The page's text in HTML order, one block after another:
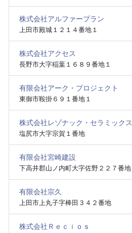
株式会社アルファープラン
上田市殿城１２１４番地１
株式会社アクセス
長野市大字稲葉１６８９番地１
有限会社アーク・プロジェクト
東御市鞍掛６９１番地１
株式会社レゾナック・セラミックス
塩尻市大字宗賀１番地
有限会社宮崎建設
下高井郡山ノ内町大字佐野２２７番地
有限会社宗久
上田市上丸子字棒田３４２番地
株式会社Ｒｅｃｉｏｓ